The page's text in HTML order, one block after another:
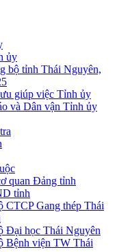
ủy
bộ tỉnh Thái Nguyên,
giúp việc Tỉnh ủy
và Dân vận Tỉnh ủy
quan Đảng tỉnh
tỉnh
CTCP Gang thép Thái
Đại học Thái Nguyên
Bệnh viện TW Thái